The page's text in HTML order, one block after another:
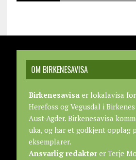
OM BIRKENESAVISA
Birkenesavisaer lokalavisa
Herefoss og Vegusdal i
Aust-Agder. Birkenesavisa
uka, og har et godkjent opplag
eksemplarer.
Ansvarlig redaktører Terje